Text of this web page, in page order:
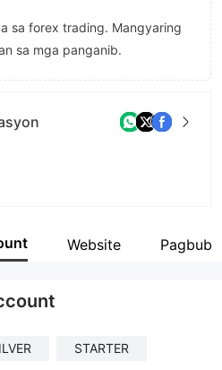
sa forex trading. Mangyaring
sa mga panganib.
Website
STARTER